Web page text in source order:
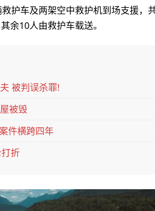
护车及两架空中救护机到场支援，
余10人由救护车载送。
被判误杀罪!
被毁
件横跨四年
折